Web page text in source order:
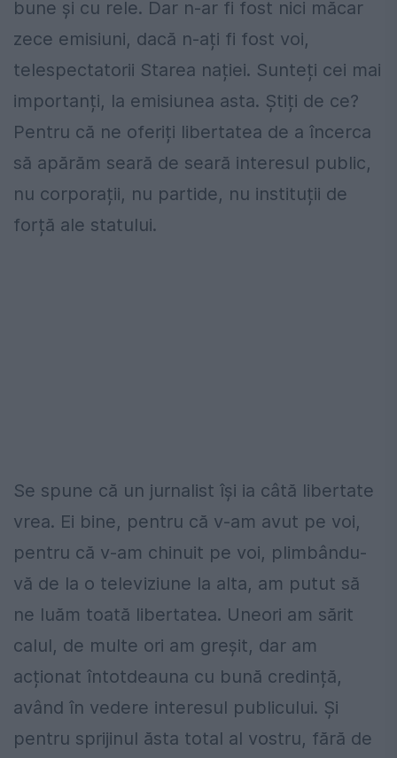
bune și cu rele. Dar n-ar fi fost nici măcar
zece emisiuni, dacă n-ați fi fost voi,
telespectatorii Starea nației. Sunteți cei mai
importanți, la emisiunea asta. Știți de ce?
Pentru că ne oferiți libertatea de a încerca
să apărăm seară de seară interesul public,
nu corporații, nu partide, nu instituții de
forță ale statului.
Se spune că un jurnalist își ia câtă libertate
vrea. Ei bine, pentru că v-am avut pe voi,
pentru că v-am chinuit pe voi, plimbându-
vă de la o televiziune la alta, am putut să
ne luăm toată libertatea. Uneori am sărit
calul, de multe ori am greșit, dar am
acționat întotdeauna cu bună credință,
având în vedere interesul publicului. Și
pentru sprijinul ăsta total al vostru, fără de